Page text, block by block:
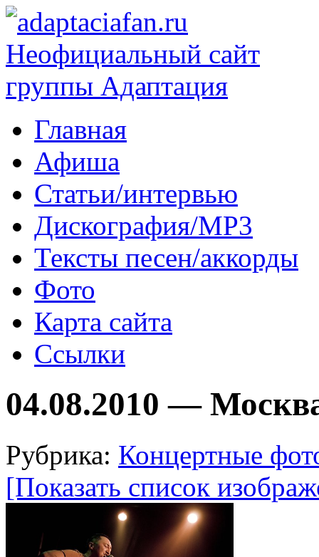
Главная
Афиша
Статьи/интервью
Дискография/MP3
Тексты песен/аккорды
Фото
Карта сайта
Ссылки
04.08.2010 —
Рубрика: Концертные
[Показать список